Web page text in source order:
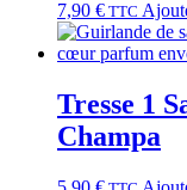
7,90 € TTC
Tresse 1
Champa